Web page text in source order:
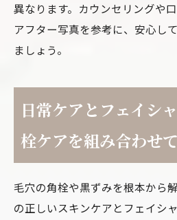
異なります。カウンセリングや
アフター写真を参考に、安心し
ましょう。
日常ケアとフェイシ
栓ケアを組み合わせ
毛穴の角栓や黒ずみを根本から
の正しいスキンケアとフェイシ